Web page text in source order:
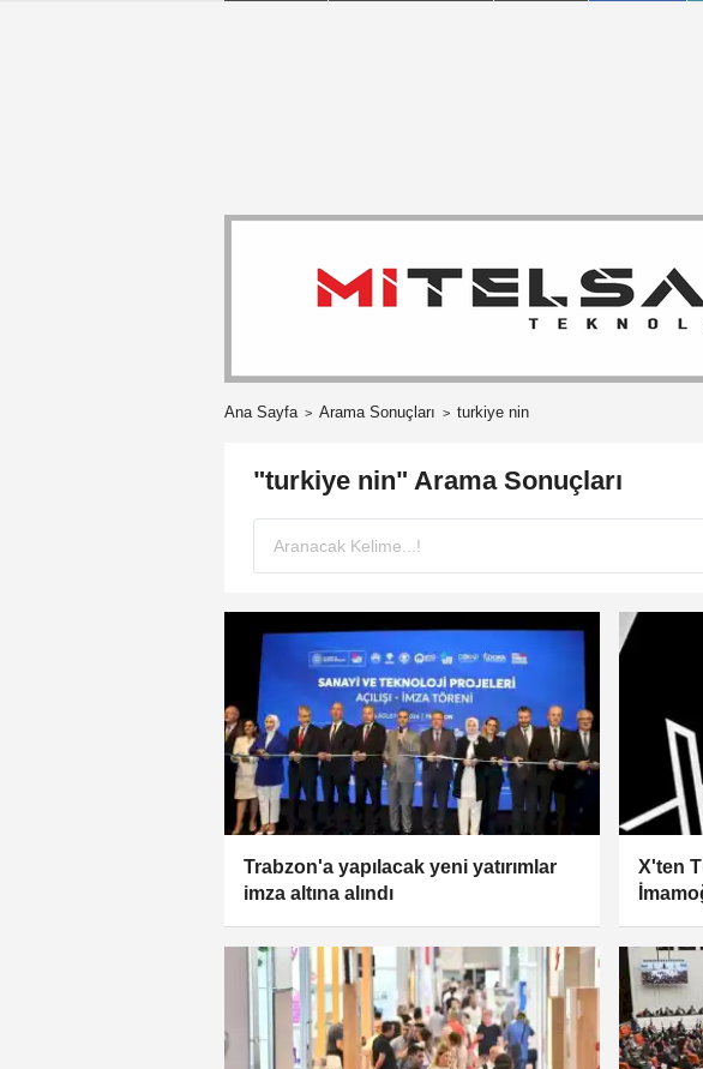
Ana Sayfa Arama Sonuçları turkiye nin
"turkiye nin" Arama Sonuçları
Trabzon'a yapılacak yeni yatırımlar
imza altına alındı
X'ten